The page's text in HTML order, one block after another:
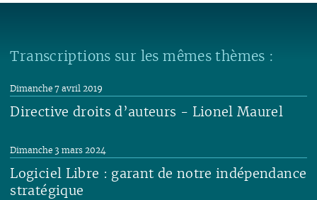
Transcriptions sur les mêmes thèmes :
Directive droits d’auteurs - Lionel Maurel
Dimanche 7 avril 2019
Logiciel Libre : garant de notre indépendance
stratégique
Dimanche 3 mars 2024